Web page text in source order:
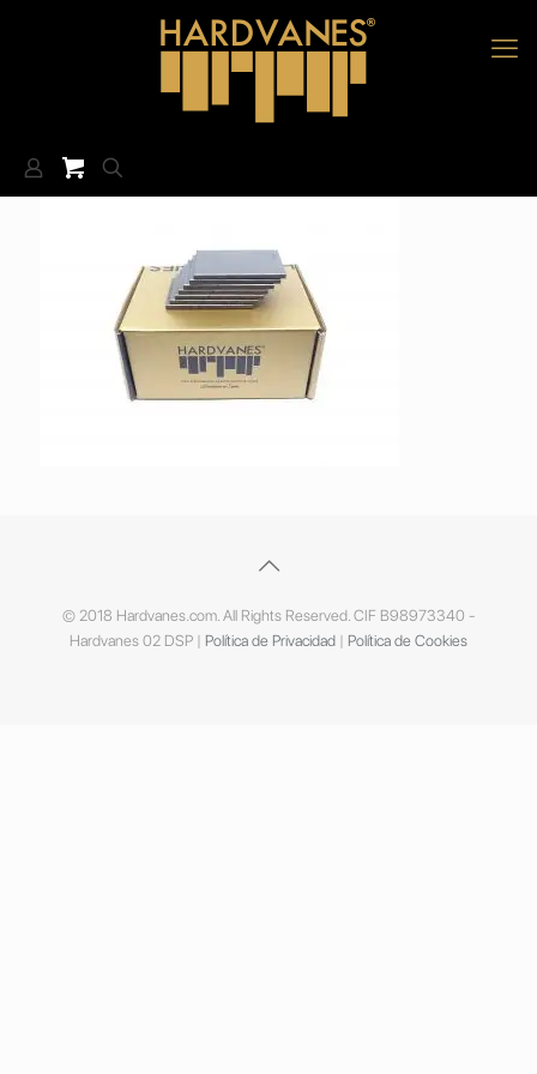
© 2018 Hardvanes.com. All Rights Reserved. CIF B98973340 -
Hardvanes 02 DSP | Política de Privacidad | Política de Cookies